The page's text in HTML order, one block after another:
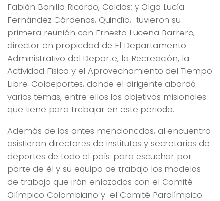
Fabián Bonilla Ricardo, Caldas; y Olga Lucía
Fernández Cárdenas, Quindío, tuvieron su
primera reunión con Ernesto Lucena Barrero,
director en propiedad de El Departamento
Administrativo del Deporte, la Recreación, la
Actividad Física y el Aprovechamiento del Tiempo
Libre, Coldeportes, donde el dirigente abordó
varios temas, entre ellos los objetivos misionales
que tiene para trabajar en este periodo.
Además de los antes mencionados, al encuentro
asistieron directores de institutos y secretarios de
deportes de todo el país, para escuchar por
parte de él y su equipo de trabajo los modelos
de trabajo que irán enlazados con el Comité
Olímpico Colombiano y el Comité Paralímpico.